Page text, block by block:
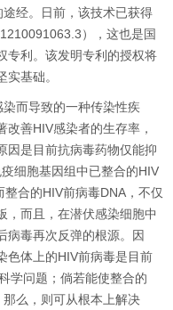
经。日前，该技术已获得
），这也是国
专利。该发明专利的授权将
基础。
染而导致的一种传染性疾
改善HIV感染者的生存率，
因是目前抗病毒药物仅能抑
细胞基因组中已整合的HIV
整合的HIV前病毒DNA ，不仅
，而且，在潜伏感染细胞中
病毒再次反弹的根源。因
色体上的HIV前病毒是目前
学问题；倘若能使整合的
么，则可从根本上解决